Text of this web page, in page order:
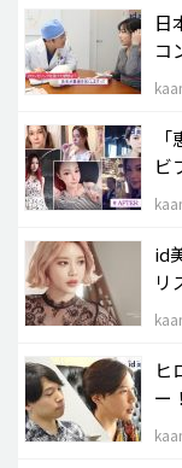
日
コ
ビ
id
リ
ヒ
ー！